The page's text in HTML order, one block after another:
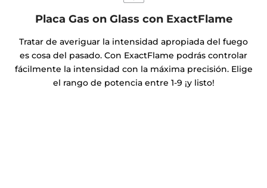
Placa Gas on Glass con ExactFlame
Tratar de averiguar la intensidad apropiada del fuego
es cosa del pasado. Con ExactFlame podrás controlar
fácilmente la intensidad con la máxima precisión. Elige
el rango de potencia entre 1-9 ¡y listo!